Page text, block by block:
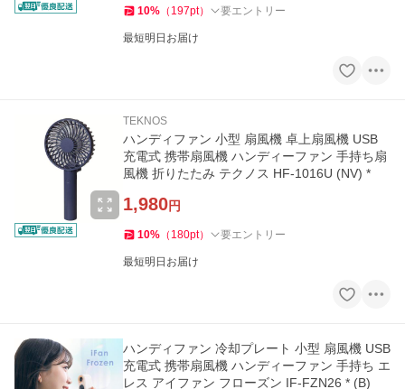
10% （ 197pt） 要エントリー
最短明日お届け
TEKNOS
ハンディファン 小型 扇風機 卓上扇風機 USB
充電式 携帯扇風機 ハンディーファン 手持ち扇
風機 折りたたみ テクノス HF-1016U (NV) *
1,980円
10% （ 180pt） 要エントリー
最短明日お届け
ハンディファン 冷却プレート 小型 扇風機 USB
充電式 携帯扇風機 ハンディーファン 手持ち エ
レス アイファン フローズン IF-FZN26 * (B)